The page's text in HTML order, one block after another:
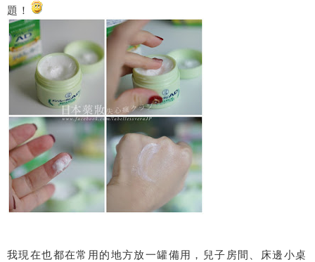
題！
我現在也都在常用的地方放一罐備用，兒子房間、床邊小桌